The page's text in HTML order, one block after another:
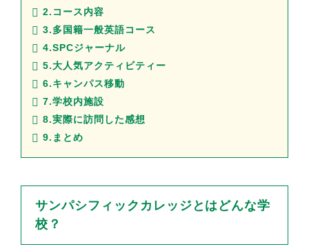
2.コース内容
3.多国籍一般英語コース
4.SPCジャーナル
5.大人気アクティビティー
6.キャンパス移動
7.学校内施設
8.実際に訪問した感想
9.まとめ
サンパシフィックカレッジとはどんな学
校？